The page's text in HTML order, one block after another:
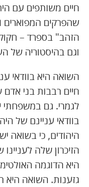
חיים משותפים עם
שהפרקים המפוארים
הזהב" בספרד –
וגם בהיסטוריה של
השואה היא בוודאי
חיים רבבות בני אדם
לגמרי. גם במשפחתי
בוודאי עניינם של
היהודים, כי בשואה
הזיכרון שלה
היא הדוגמה
גזענות. השואה היא